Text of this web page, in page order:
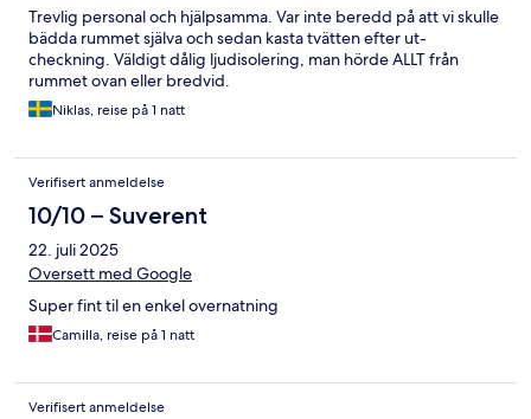
Trevlig personal och hjälpsamma. Var inte beredd på att vi skulle
bädda rummet själva och sedan kasta tvätten efter ut-
checkning. Väldigt dålig ljudisolering, man hörde ALLT från
rummet ovan eller bredvid.
Niklas, reise på 1 natt
Verifisert anmeldelse
10/10 – Suverent
22. juli 2025
Oversett med Google
Super fint til en enkel overnatning
Camilla, reise på 1 natt
Verifisert anmeldelse